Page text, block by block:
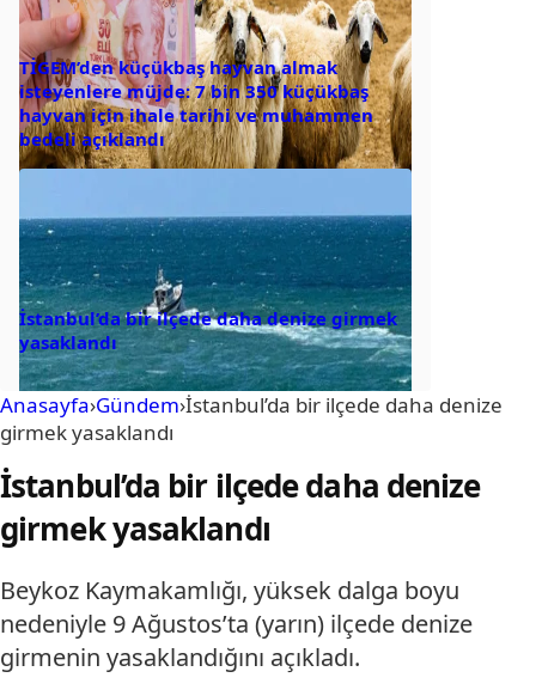
TİGEM’den küçükbaş hayvan almak
isteyenlere müjde: 7 bin 350 küçükbaş
hayvan için ihale tarihi ve muhammen
bedeli açıklandı
İstanbul’da bir ilçede daha denize girmek
yasaklandı
Anasayfa›Gündem›İstanbul’da bir ilçede daha denize
girmek yasaklandı
İstanbul’da bir ilçede daha denize
girmek yasaklandı
Beykoz Kaymakamlığı, yüksek dalga boyu
nedeniyle 9 Ağustos’ta (yarın) ilçede denize
girmenin yasaklandığını açıkladı.